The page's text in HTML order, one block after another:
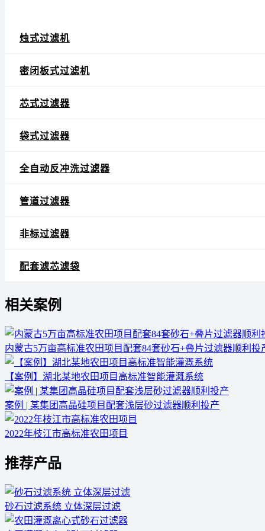
烛式过滤机
密闭板式过滤机
芯式过滤器
袋式过滤器
全自动反冲洗过滤器
管道过滤器
非标过滤器
配套滤芯滤袋
相关案例
内蒙古5万亩高标准农田项目配套84套砂石+叠片过滤器顺利投
【案例】湖北某地农田项目高标准智能灌溉系统
案例 | 某集团高晶硅项目配套浅层砂过滤器顺利投产
2022年枝江市高标准农田项目
推荐产品
砂石过滤系统 立体深层过滤